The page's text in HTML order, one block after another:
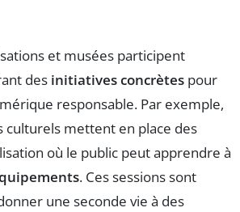
et musées participent
des initiatives concrètes pour
responsable. Par exemple,
culturels mettent en place des
où le public peut apprendre à
. Ces sessions sont
une seconde vie à des